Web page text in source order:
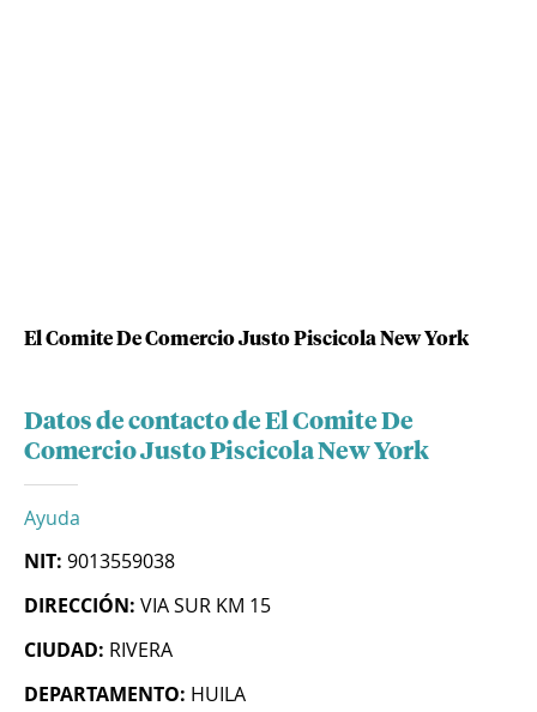
El Comite De Comercio Justo Piscicola New York
Datos de contacto de El Comite De
Comercio Justo Piscicola New York
Ayuda
NIT: 9013559038
DIRECCIÓN: VIA SUR KM 15
CIUDAD: RIVERA
DEPARTAMENTO: HUILA